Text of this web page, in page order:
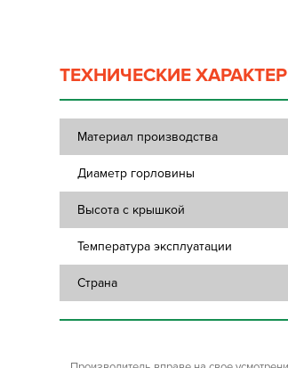
ТЕХНИЧЕСКИЕ
Материал производства
Диаметр горловины
Высота с крышкой
Температура эксплуатации
Страна